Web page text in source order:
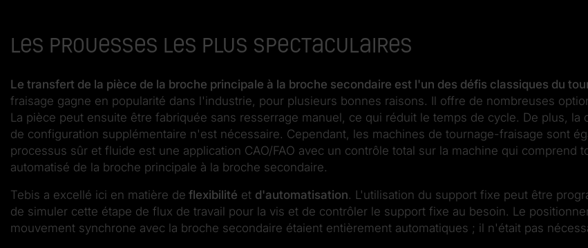
Les prouesses les plus spectaculaires
Le transfert de la pièce de la broche principale à la broche secondaire est l'un des défis classiques du
fraisage gagne en popularité dans l'industrie, pour plusieurs bonnes raisons. Il offre de nombreuses
La pièce peut ensuite être fabriquée sans resserrage manuel, ce qui réduit le temps de cycle. De plus,
de configuration supplémentaire n'est nécessaire. Cependant, les machines de tournage-fraisage sont
processus sûr et fluide est une application CAO/FAO avec un contrôle total sur la machine qui comprend
automatisé de la broche principale à la broche secondaire.
Tebis a excellé ici en matière de flexibilité et d'automatisation. L'utilisation du support fixe peut être
de simuler cette étape de flux de travail pour la vis et de contrôler le support fixe au besoin. Le
mouvement synchrone avec la broche secondaire étaient entièrement automatiques ; il n'était pas